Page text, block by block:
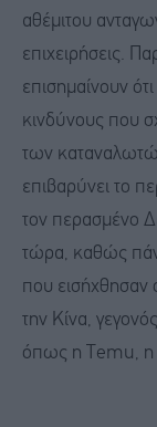
αθέμιτου
επιχειρήσεις.
επισημαίνουν
κινδύνους που
των
επιβαρύνει το
τον περασμένο
τώρα, καθώς
που εισήχθησαν
την Κίνα,
όπως η Temu, η